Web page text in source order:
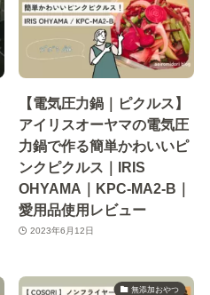
【電気圧力鍋｜ピクルス】
アイリスオーヤマの電気圧
力鍋で作る簡単かわいいピ
ンクピクルス｜IRIS
OHYAMA｜KPC-MA2-B｜
愛用品使用レビュー
2023年6月12日
無添加おやつ